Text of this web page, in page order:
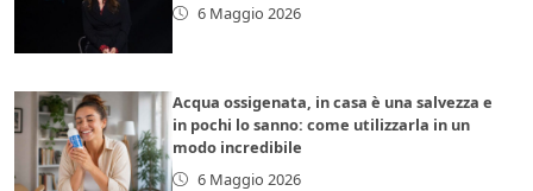
6 Maggio 2026
Acqua ossigenata, in casa è una salvezza e
in pochi lo sanno: come utilizzarla in un
modo incredibile
6 Maggio 2026